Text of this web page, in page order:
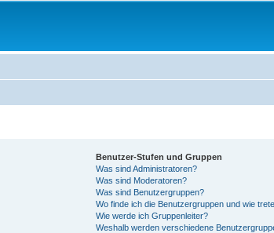
Benutzer-Stufen und Gruppen
Was sind Administratoren?
Was sind Moderatoren?
Was sind Benutzergruppen?
Wo finde ich die Benutzergruppen und wie
Wie werde ich Gruppenleiter?
Weshalb werden verschiedene